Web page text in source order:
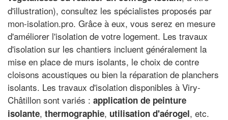
d'illustration), consultez les spécialistes proposés par
mon-isolation.pro. Grâce à eux, vous serez en mesure
d'améliorer l'isolation de votre logement. Les travaux
d'isolation sur les chantiers incluent généralement la
mise en place de murs isolants, le choix de contre
cloisons acoustiques ou bien la réparation de planchers
isolants. Les travaux d'isolation disponibles à Viry-
Châtillon sont variés : application de peinture
isolante, thermographie, utilisation d'aérogel, etc.